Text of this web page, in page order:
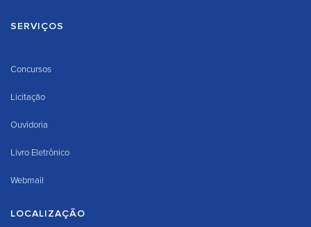
SERVIÇOS
Concursos
Licitação
Ouvidoria
Livro Eletrônico
Webmail
LOCALIZAÇÃO